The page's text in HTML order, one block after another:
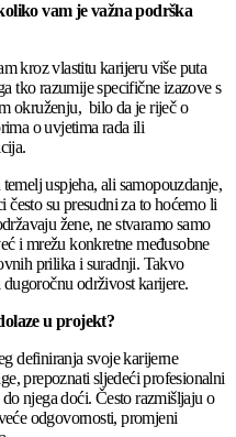
vam je važna podrška
kroz vlastitu karijeru više puta
tko razumije specifične izazove s
okruženju, bilo da je riječ o
o uvjetima rada ili
uspjeha, ali samopouzdanje,
često su presudni za to hoćemo li
žene, ne stvaramo samo
i mrežu konkretne međusobne
prilika i suradnji. Takvo
održivost karijere.
u projekt?
definiranja svoje karijerne
prepoznati sljedeći profesionalni
njega doći. Često razmišljaju o
odgovornosti, promjeni